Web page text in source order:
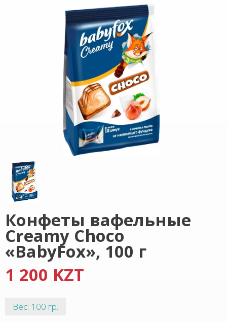
Конфеты вафельные
Creamy Choco
«BabyFox», 100 г
1 200 KZT
Вес: 100 гр.